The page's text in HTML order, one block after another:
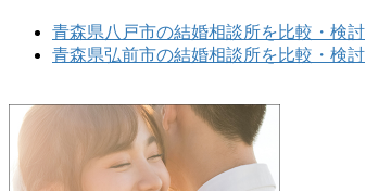
青森県八戸市の結婚相談所を比較・検討
青森県弘前市の結婚相談所を比較・検討